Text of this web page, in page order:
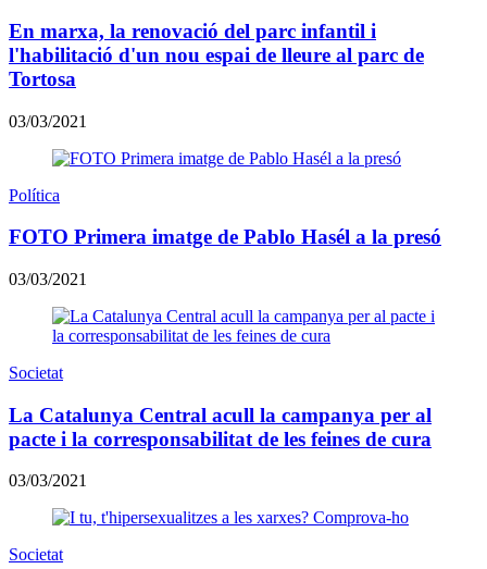
En marxa, la renovació del parc infantil i
l'habilitació d'un nou espai de lleure al parc de
Tortosa
03/03/2021
Política
FOTO Primera imatge de Pablo Hasél a la presó
03/03/2021
Societat
La Catalunya Central acull la campanya per al
pacte i la corresponsabilitat de les feines de cura
03/03/2021
Societat